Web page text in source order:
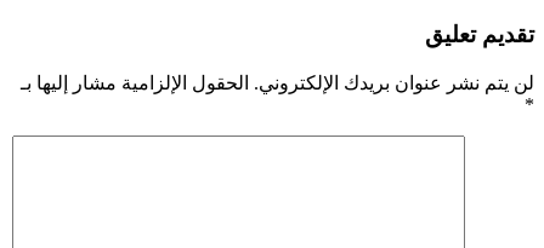
تقديم تعليق
لن يتم نشر عنوان بريدك الإلكتروني. الحقول الإلزامية مشار إليها بـ
*